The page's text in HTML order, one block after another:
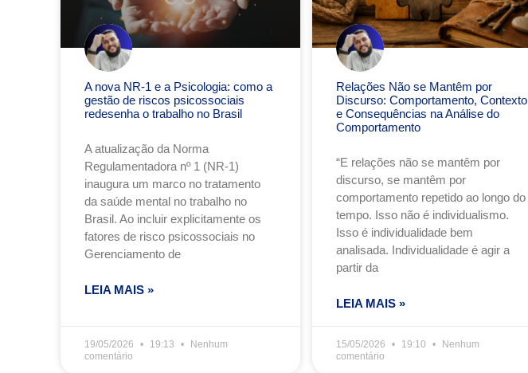
A nova NR-1 e a Psicologia: como a
gestão de riscos psicossociais
redesenha o trabalho no Brasil
A atualização da Norma
Regulamentadora nº 1 (NR-1)
inaugura um marco no tratamento
da saúde mental no trabalho no
Brasil. Ao incluir explicitamente os
fatores de risco psicossociais no
Gerenciamento de
LEIA MAIS »
19/05/2026 19:13
Nenhum
comentário
Relações Não se Mantêm por
Discurso: Comportamento, Contexto
e Consequências na Análise do
Comportamento
“E relações não se mantêm por
discurso, se mantêm por
comportamento repetido ao longo do
tempo. Isso não é individualismo.
Isso é individualidade bem
analisada. Individualidade é agir a
partir da
LEIA MAIS »
15/05/2026 19:10
Nenhum
comentário